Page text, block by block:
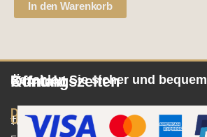
In den Warenkorb
Tee
Öffnungszeiten
Dienstag/Donnerstag/Freitag
10:00
Kontakt
Umsatzsteuer-
Bezahlen Sie sicher und bequem